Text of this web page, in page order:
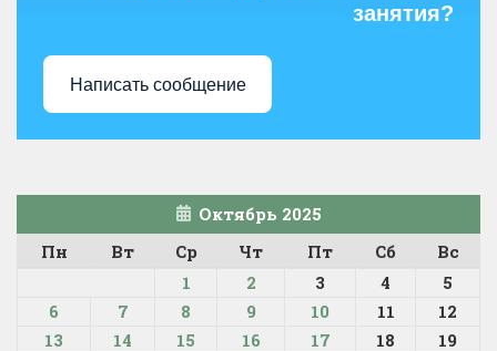
занятия?
Написать сообщение
Октябрь 2025
Пн
Вт Ср Чт Пт Сб
Вс
1
2 3 4
5
6
7 8 9 10 11
12
13
14 15 16 17 18
19